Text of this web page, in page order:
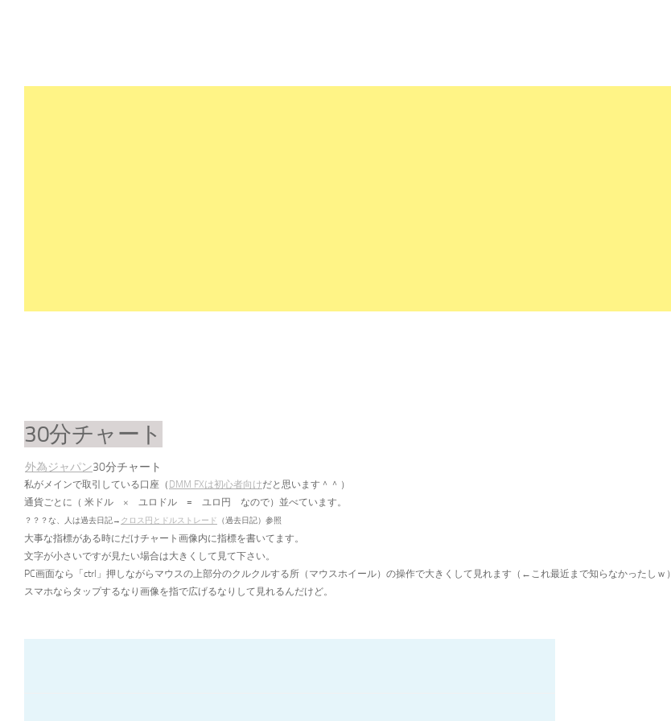
30分チャート
外為ジャパン30分チャート
私がメインで取引している口座（ DMM FXは初心者向けだと思います＾＾ ）
通貨ごとに（ 米ドル × ユロドル = ユロ円 なので）並べています。
？？？な、人は過去日記→ クロス円とドルストレード （過去日記）参照
大事な指標がある時にだけチャート画像内に指標を書いてます。
文字が小さいですが見たい場合は大きくして見て下さい。
PC画面なら「ctrl」押しながらマウスの上部分のクルクルする所（マウスホイール）の操作で大きくして見れます（←これ最近まで知らなかったしｗ）
スマホならタップするなり画像を指で広げるなりして見れるんだけど。